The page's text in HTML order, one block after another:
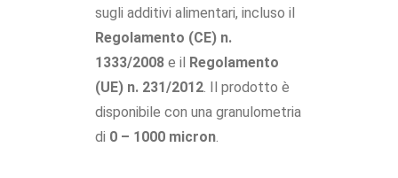
sugli additivi alimentari, incluso il
Regolamento (CE) n.
1333/2008e il Regolamento
(UE) n. 231/2012. Il prodotto è
disponibile con una granulometria
di 0 – 1000 micron.